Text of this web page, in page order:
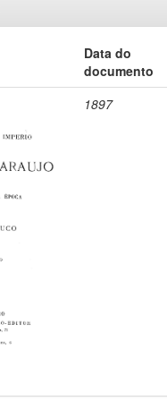
Data do
documento
1897